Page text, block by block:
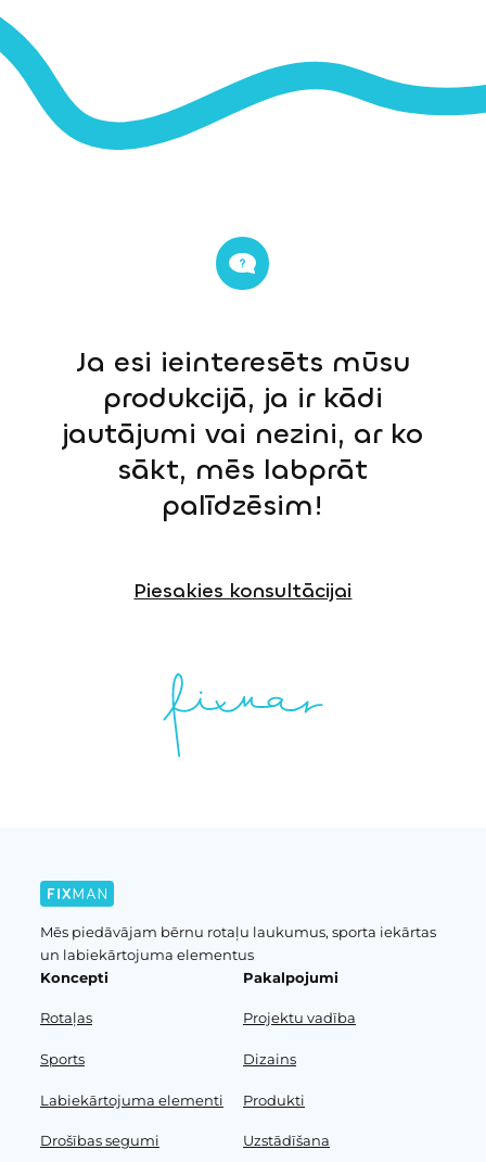
Ja esi ieinteresēts mūsu
produkcijā, ja ir kādi
jautājumi vai nezini, ar ko
sākt, mēs labprāt
palīdzēsim!
Piesakies konsultācijai
Mēs piedāvājam bērnu rotaļu laukumus, sporta iekārtas
un labiekārtojuma elementus
Koncepti
Rotaļas
Sports
Labiekārtojuma elementi
Drošības segumi
Pakalpojumi
Projektu vadība
Dizains
Produkti
Uzstādīšana